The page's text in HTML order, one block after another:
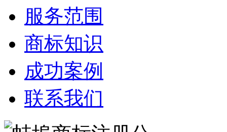
服务范围
商标知识
成功案例
联系我们